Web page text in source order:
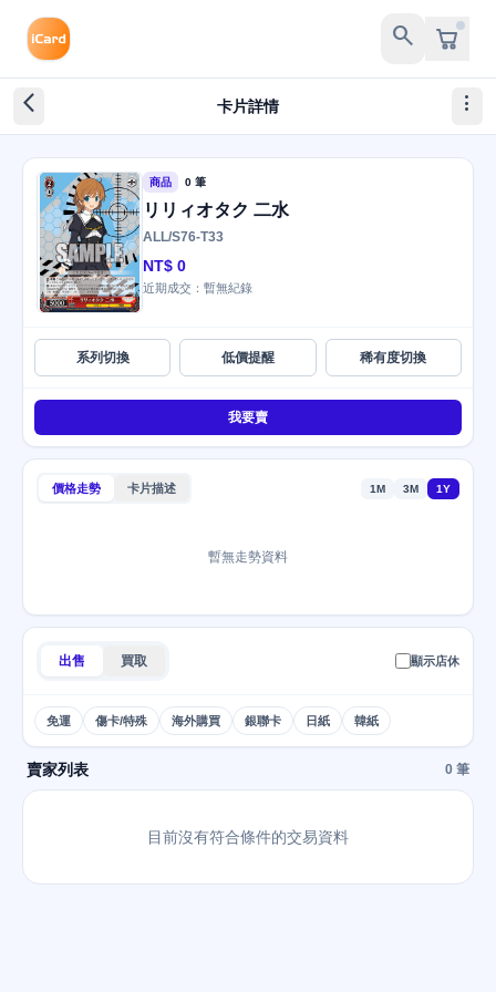
search
arrow_back_ios_new 卡片詳情 more_vert
商品 0 筆
リリィオタク 二水
ALL/S76-T33
NT$ 0
近期成交：暫無紀錄
系列切換 低價提醒 稀有度切換
我要賣
價格走勢 卡片描述 1M 3M 1Y
暫無走勢資料
出售 買取 顯示店休
免運 傷卡/特殊 海外購買 銀聯卡 日紙 韓紙
賣家列表 0 筆
目前沒有符合條件的交易資料